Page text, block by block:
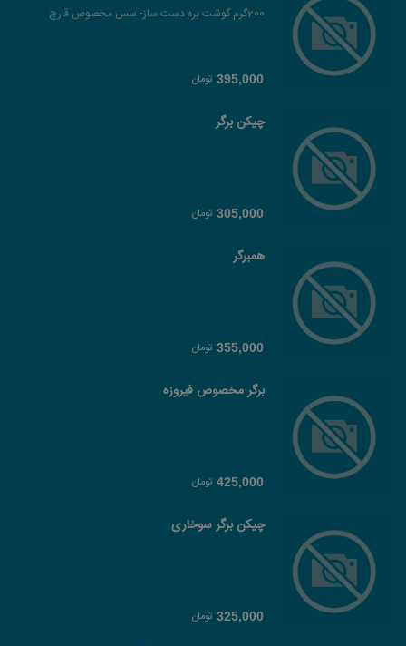
200گرم گوشت بره دست ساز- سس مخصوص قارچ
395,000 تومان
چیکن برگر
305,000 تومان
همبرگر
355,000 تومان
برگر مخصوص فیروزه
425,000 تومان
چیکن برگر سوخاری
325,000 تومان